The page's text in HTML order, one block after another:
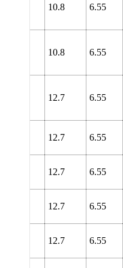
10.8 6.55
10.8 6.55
12.7 6.55
12.7 6.55
12.7 6.55
12.7 6.55
12.7 6.55